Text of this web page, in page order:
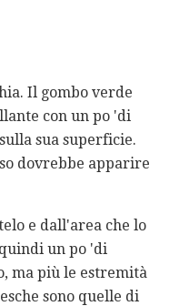
Il gombo verde
con un po 'di
sua superficie.
dovrebbe apparire
e dall'area che lo
un po 'di
ma più le estremità
sono quelle di